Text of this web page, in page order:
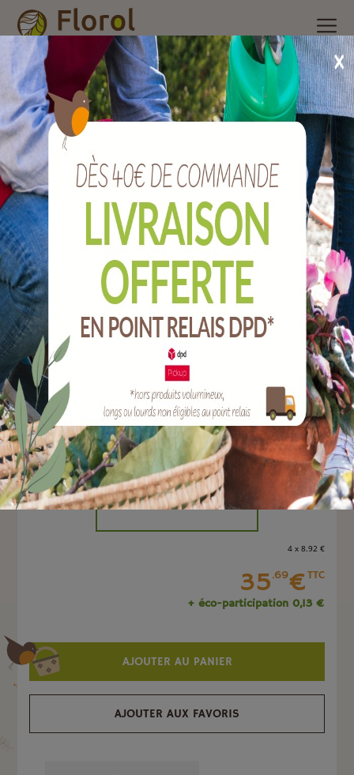
Accueil Nos produits /Outils de jardin/ Taillanderie,
sécateurs et bucheronnage/Merlin 2,5 kg manche fibre tri-
matière..
Merlin 2,5 kg manche fibre tri-matière..
Ref :
JMME25EMP
EAN :3700279603236
Marque :
SOERGEN Distribution
Quantité :
Unité
-
4 x 8.92 €
35.69€TTC
+ éco-participation 0,13 €
AJOUTER AU PANIER
AJOUTER AUX FAVORIS